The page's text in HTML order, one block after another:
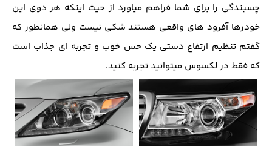
چسبندگی را برای شما فراهم میاورد از حیث اینکه هر دوی این
خودرها آفرود های واقعی هستند شکی نیست ولی همانطور که
گفتم تنظیم ارتفاع دستی یک حس خوب و تجربه ای جذاب است
که فقط در لکسوس میتوانید تجربه کنید.